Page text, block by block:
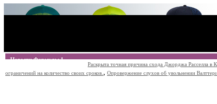
Новости Формулы 1
Раскрыта точная причина схода Джорджа Расселла в
ограничений на количество своих сроков. , Опровержение слухов об увольнении